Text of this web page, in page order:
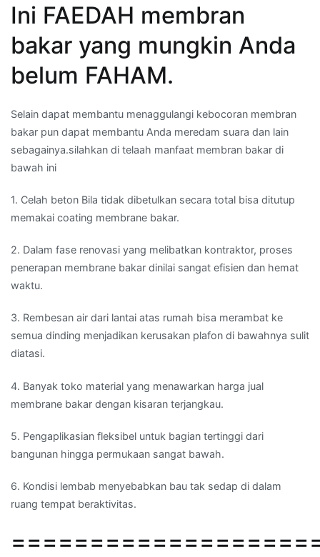
Ini FAEDAH membran
bakar yang mungkin Anda
belum FAHAM.
Selain dapat membantu menaggulangi kebocoran membran
bakar pun dapat membantu Anda meredam suara dan lain
sebagainya.silahkan di telaah manfaat membran bakar di
bawah ini
1. Celah beton Bila tidak dibetulkan secara total bisa ditutup
memakai coating membrane bakar.
2. Dalam fase renovasi yang melibatkan kontraktor, proses
penerapan membrane bakar dinilai sangat efisien dan hemat
waktu.
3. Rembesan air dari lantai atas rumah bisa merambat ke
semua dinding menjadikan kerusakan plafon di bawahnya sulit
diatasi.
4. Banyak toko material yang menawarkan harga jual
membrane bakar dengan kisaran terjangkau.
5. Pengaplikasian fleksibel untuk bagian tertinggi dari
bangunan hingga permukaan sangat bawah.
6. Kondisi lembab menyebabkan bau tak sedap di dalam
ruang tempat beraktivitas.